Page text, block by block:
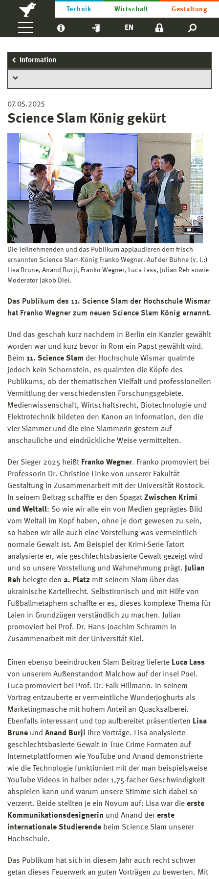
Technik Wirtschaft Gestaltung
EN
Information
07.05.2025
Science Slam König gekürt
Die Teilnehmenden und das Publikum applaudieren dem frisch
ernannten Science Slam-König Franko Wegner. Auf der Bühne (v. l.:)
Lisa Brune, Anand Burji, Franko Wegner, Luca Lass, Julian Reh sowie
Moderator Jakob Diel.
Das Publikum des 11. Science Slam der Hochschule Wismar
hat Franko Wegner zum neuen Science Slam König ernannt.
Und das geschah kurz nachdem in Berlin ein Kanzler gewählt
worden war und kurz bevor in Rom ein Papst gewählt wird.
Beim 11. Science Slam der Hochschule Wismar qualmte
jedoch kein Schornstein, es qualmten die Köpfe des
Publikums, ob der thematischen Vielfalt und professionellen
Vermittlung der verschiedensten Forschungsgebiete.
Medienwissenschaft, Wirtschaftsrecht, Biotechnologie und
Elektrotechnik bildeten den Kanon an Information, den die
vier Slammer und die eine Slammerin gestern auf
anschauliche und eindrückliche Weise vermittelten.
Der Sieger 2025 heißt Franko Wegner. Franko promoviert bei
Professorin Dr. Christine Linke von unserer Fakultät
Gestaltung in Zusammenarbeit mit der Universität Rostock.
In seinem Beitrag schaffte er den Spagat Zwischen Krimi
und Weltall: So wie wir alle ein von Medien geprägtes Bild
vom Weltall im Kopf haben, ohne je dort gewesen zu sein,
so haben wir alle auch eine Vorstellung was vermeintlich
normale Gewalt ist. Am Beispiel der Krimi-Serie Tatort
analysierte er, wie geschlechtsbasierte Gewalt gezeigt wird
und so unsere Vorstellung und Wahrnehmung prägt.
Julian
Reh belegte den 2. Platz mit seinem Slam über das
ukrainische Kartellrecht. Selbstironisch und mit Hilfe von
Fußballmetaphern schaffte er es, dieses komplexe Thema für
Laien in Grundzügen verständlich zu machen. Julian
promoviert bei Prof. Dr. Hans-Joachim Schramm in
Zusammenarbeit mit der Universität Kiel.
Einen ebenso beeindrucken Slam Beitrag lieferte Luca Lass
von unserem Außenstandort Malchow auf der Insel Poel.
Luca promoviert bei Prof. Dr. Falk Hillmann. In seinem
Vortrag entzauberte er vermeintliche Wunderjoghurts als
Marketingmasche mit hohem Anteil an Quacksalberei.
Ebenfalls interessant und top aufbereitet präsentierten Lisa
Brune und Anand Burji ihre Vorträge. Lisa analysierte
geschlechtsbasierte Gewalt in True Crime Formaten auf
Internetplattformen wie YouTube und Anand demonstrierte
wie die Technologie funktioniert mit der man beispielsweise
YouTube Videos in halber oder 1,75-facher Geschwindigkeit
abspielen kann und warum unsere Stimme sich dabei so
verzerrt. Beide stellten je ein Novum auf: Lisa war die erste
Kommunikationsdesignerin und Anand dererste
internationale Studierende beim Science Slam unserer
Hochschule.
Das Publikum hat sich in diesem Jahr auch recht schwer
getan dieses Feuerwerk an guten Vorträgen zu bewerten. Mit